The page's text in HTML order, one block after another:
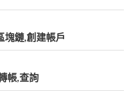
塊鏈,創建帳戶
帳,查詢